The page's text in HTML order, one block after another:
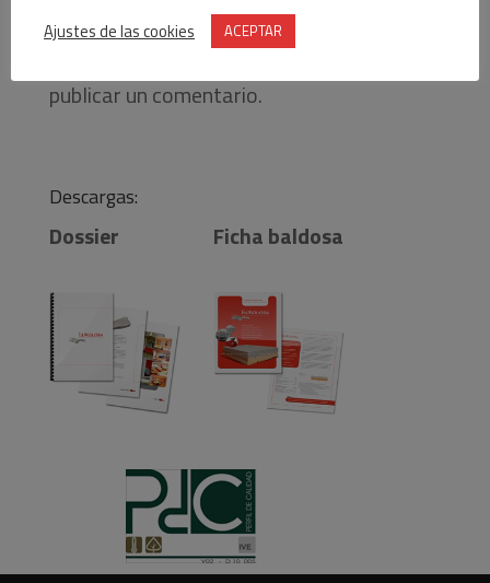
Enviar comentario
Lo siento, debes estarconectado
publicar un comentario.
Descargas:
Dossier Ficha baldosa
Ajustes de las cookies
ACEPTAR